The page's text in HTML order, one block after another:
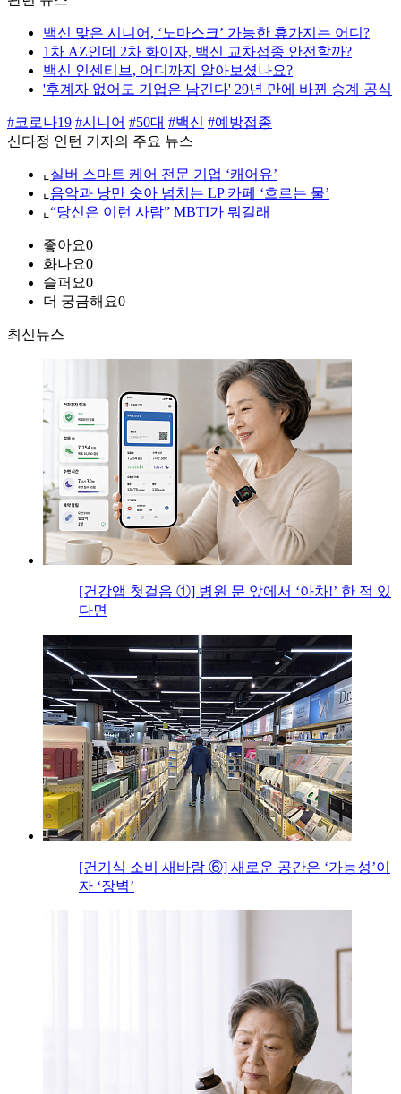
백신 맞은 시니어, ‘노마스크’ 가능한 휴가지는 어디?
1차 AZ인데 2차 화이자, 백신 교차접종 안전할까?
백신 인센티브, 어디까지 알아보셨나요?
'후계자 없어도 기업은 남긴다' 29년 만에 바뀐 승계 공식
#코로나19 #시니어 #50대 #백신 #예방접종
신다정 인턴 기자의 주요 뉴스
⌞ 실버 스마트 케어 전문 기업 ‘캐어유’
⌞ 음악과 낭만 솟아 넘치는 LP 카페 ‘흐르는 물’
⌞ “당신은 이런 사람” MBTI가 뭐길래
좋아요0
화나요0
슬퍼요0
더 궁금해요0
최신뉴스
[건강앱 첫걸음 ①] 병원 문 앞에서 ‘아차!’ 한 적 있
다면
[건기식 소비 새바람 ⑥] 새로운 공간은 ‘가능성’이
자 ‘장벽’